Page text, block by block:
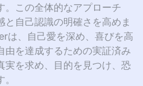
。この全体的なアプローチ
自己認識の明確さを高めま
は、自己愛を深め、喜びを高
由を達成するための実証済み
実を求め、目的を見つけ、恐